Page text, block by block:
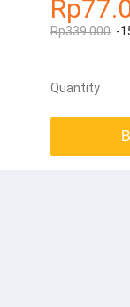
Rp339.000 -
Quantity